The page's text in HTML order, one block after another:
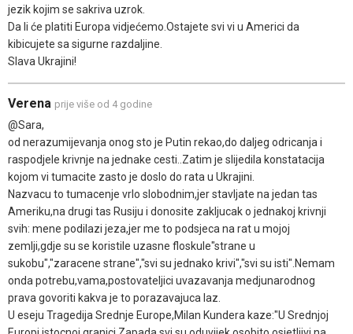
jezik kojim se sakriva uzrok.
Da li će platiti Europa vidjećemo.Ostajete svi vi u Americi da
kibicujete sa sigurne razdaljine.
Slava Ukrajini!
Verena prije više od 4 godine
@Sara,
od nerazumijevanja onog sto je Putin rekao,do daljeg odricanja i
raspodjele krivnje na jednake cesti..Zatim je slijedila konstatacija
kojom vi tumacite zasto je doslo do rata u Ukrajini.
Nazvacu to tumacenje vrlo slobodnim,jer stavljate na jedan tas
Ameriku,na drugi tas Rusiju i donosite zakljucak o jednakoj krivnji
svih: mene podilazi jeza,jer me to podsjeca na rat u mojoj
zemlji,gdje su se koristile uzasne floskule"strane u
sukobu","zaracene strane","svi su jednako krivi","svi su isti".Nemam
onda potrebu,vama,postovateljici uvazavanja medjunarodnog
prava govoriti kakva je to porazavajuca laz.
U eseju Tragedija Srednje Europe,Milan Kundera kaze:"U Srednjoj